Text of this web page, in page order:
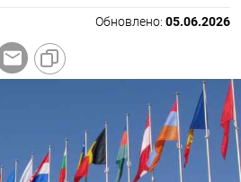
Обновлено: 05.06.2026